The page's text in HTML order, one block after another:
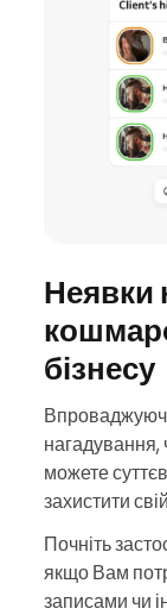
Неявки
бізнесу
Впроваджуючи
нагадування,
можете
захистити
Почніть
якщо Вам
записами чи